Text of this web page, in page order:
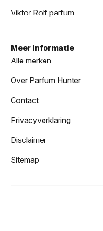
Viktor Rolf parfum
Meer informatie
Alle merken
Over Parfum Hunter
Contact
Privacyverklaring
Disclaimer
Sitemap